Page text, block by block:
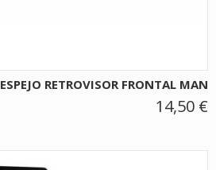
ESPEJO RETROVISOR FRONTAL MAN
14,50 €